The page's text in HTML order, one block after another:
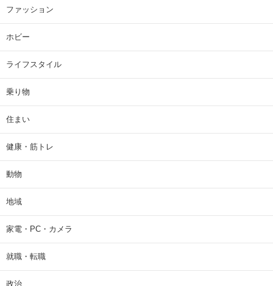
ファッション
ホビー
ライフスタイル
乗り物
住まい
健康・筋トレ
動物
地域
家電・PC・カメラ
就職・転職
政治